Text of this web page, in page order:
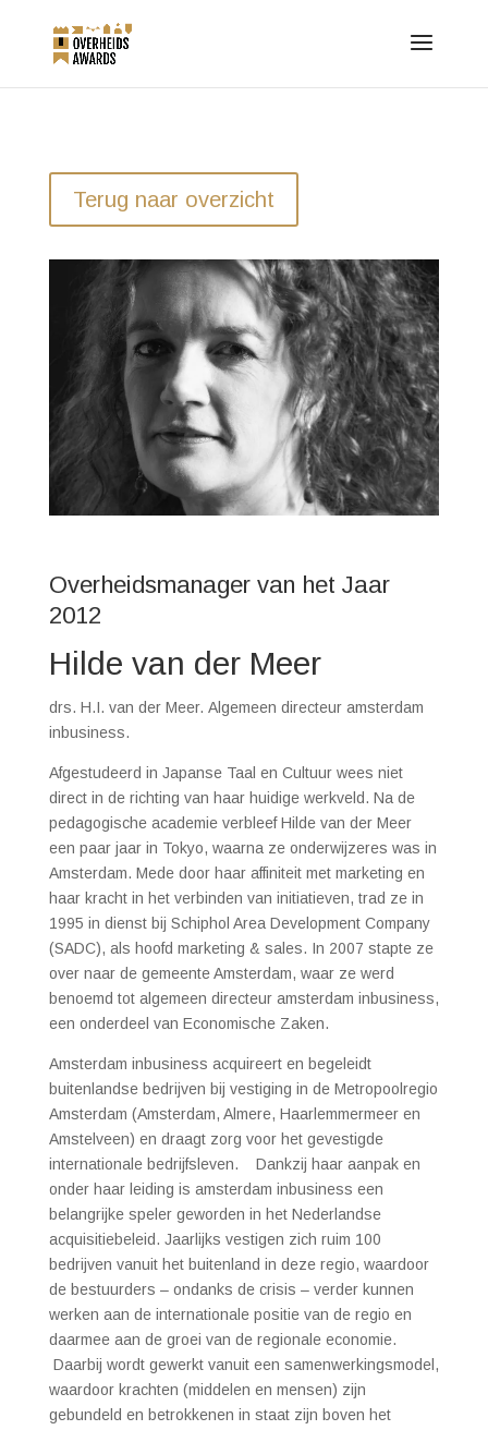
Terug naar overzicht
Overheidsmanager van het Jaar
2012
Hilde van der Meer
drs. H.I. van der Meer. Algemeen directeur amsterdam
inbusiness.
Afgestudeerd in Japanse Taal en Cultuur wees niet
direct in de richting van haar huidige werkveld. Na de
pedagogische academie verbleef Hilde van der Meer
een paar jaar in Tokyo, waarna ze onderwijzeres was in
Amsterdam. Mede door haar affiniteit met marketing en
haar kracht in het verbinden van initiatieven, trad ze in
1995 in dienst bij Schiphol Area Development Company
(SADC), als hoofd marketing & sales. In 2007 stapte ze
over naar de gemeente Amsterdam, waar ze werd
benoemd tot algemeen directeur amsterdam inbusiness,
een onderdeel van Economische Zaken.
Amsterdam inbusiness acquireert en begeleidt
buitenlandse bedrijven bij vestiging in de Metropoolregio
Amsterdam (Amsterdam, Almere, Haarlemmermeer en
Amstelveen) en draagt zorg voor het gevestigde
internationale bedrijfsleven. Dankzij haar aanpak en
onder haar leiding is amsterdam inbusiness een
belangrijke speler geworden in het Nederlandse
acquisitiebeleid. Jaarlijks vestigen zich ruim 100
bedrijven vanuit het buitenland in deze regio, waardoor
de bestuurders – ondanks de crisis – verder kunnen
werken aan de internationale positie van de regio en
daarmee aan de groei van de regionale economie.
Daarbij wordt gewerkt vanuit een samenwerkingsmodel,
waardoor krachten (middelen en mensen) zijn
gebundeld en betrokkenen in staat zijn boven het